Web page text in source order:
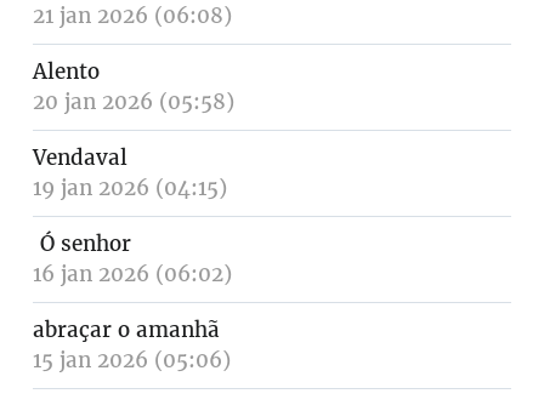
21 jan 2026 (06:08)
Alento
20 jan 2026 (05:58)
Vendaval
19 jan 2026 (04:15)
Ó senhor
16 jan 2026 (06:02)
abraçar o amanhã
15 jan 2026 (05:06)